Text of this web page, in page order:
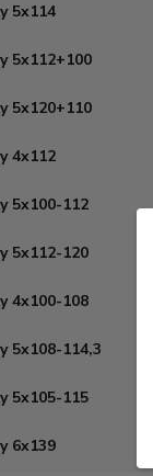
5x114
5x112+100
5x120+110
4x112
5x100-112
5x112-120
4x100-108
5x108-114,3
5x105-115
6x139